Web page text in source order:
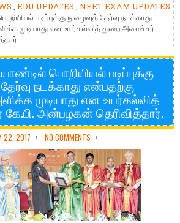
, EDU UPDATES , NEET EXAM UPDATES
படிப்புக்கு நுழைவுத் தேர்வு நடக்காது
முடியாது என உயர்கல்வித் துறை அமைச்சர்
பொறியியல் படிப்புக்கு
நடக்காது என்பதற்கு
முடியாது என உயர்கல்வித்
அன்பழகன் தெரிவித்தார்.
22, 2017 NO COMMENTS